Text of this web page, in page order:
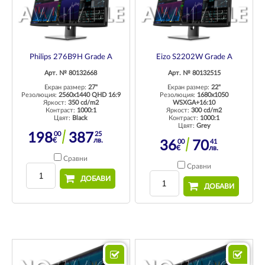
Philips 276B9H Grade A
Арт. № 80132668
Екран размер: 27"
Резолюция: 2560x1440 QHD 16:9
Яркост: 350 cd/m2
Контраст: 1000:1
Цвят: Black
19800
€ 38725
лв.
Сравни
ДОБАВИ
Eizo S2202W Grade A
Арт. № 80132515
Екран размер:22"
Резолюция: 1680x1050
WSXGA+16:10
Яркост:300 cd/m2
Контраст: 1000:1
Цвят: Grey
3600
€ 7041
лв.
Сравни
ДОБАВИ